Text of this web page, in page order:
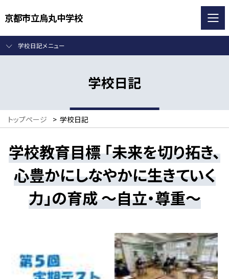
京都市立烏丸中学校
学校日記メニュー
学校日記
トップページ > 学校日記
学校教育目標 「未来を切り拓き、
心豊かにしなやかに生きていく
力」の育成 ～自立・尊重～